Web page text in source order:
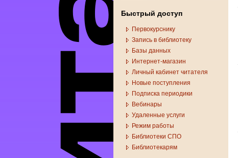
Быстрый доступ
Первокурснику
Запись в библиотеку
Базы данных
Интернет-магазин
Личный кабинет читателя
Новые поступления
Подписка периодики
Вебинары
Удаленные услуги
Режим работы
Библиотеки СПО
Библиотекарям